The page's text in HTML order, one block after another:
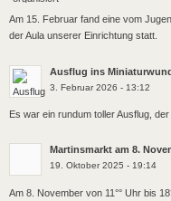
Am 15. Februar fand eine vom
der Aula unserer Einrichtung statt.
Ausflug ins
3. Februar 2026 - 13:12
Es war ein rundum toller Ausflug,
Martinsmarkt am 8.
19. Oktober 2025 - 19:14
Am 8. November von 11°° Uhr bis